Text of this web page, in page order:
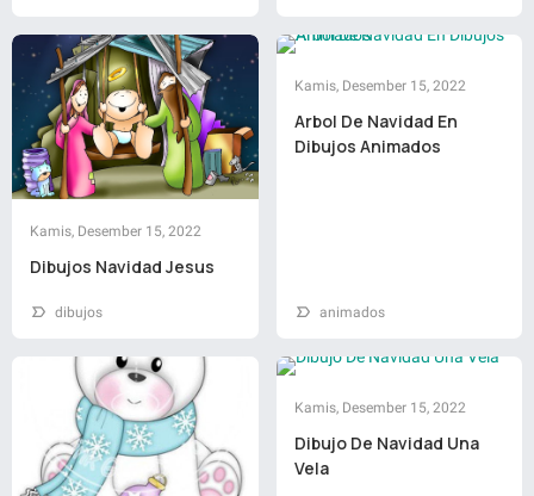
Kamis, Desember 15, 2022
Dibujos Navidad Jesus
dibujos
Kamis, Desember 15, 2022
Arbol De Navidad En
Dibujos Animados
animados
Kamis, Desember 15, 2022
Dibujo De Navidad Una
Vela